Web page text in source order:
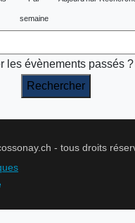
semaine
les évènements passés ?
- tous droits